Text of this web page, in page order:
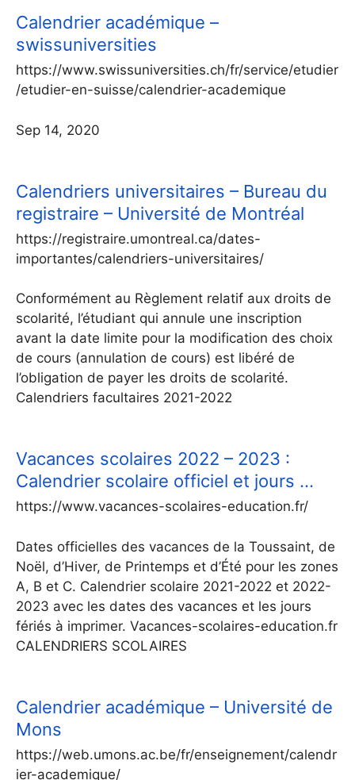
Calendrier académique –
swissuniversities
https://www.swissuniversities.ch/fr/service/etudier
/etudier-en-suisse/calendrier-academique
Sep 14, 2020
Calendriers universitaires – Bureau du
registraire – Université de Montréal
https://registraire.umontreal.ca/dates-
importantes/calendriers-universitaires/
Conformément au Règlement relatif aux droits de
scolarité, l’étudiant qui annule une inscription
avant la date limite pour la modification des choix
de cours (annulation de cours) est libéré de
l’obligation de payer les droits de scolarité.
Calendriers facultaires 2021-2022
Vacances scolaires 2022 – 2023 :
Calendrier scolaire officiel et jours …
https://www.vacances-scolaires-education.fr/
Dates officielles des vacances de la Toussaint, de
Noël, d’Hiver, de Printemps et d’Été pour les zones
A, B et C. Calendrier scolaire 2021-2022 et 2022-
2023 avec les dates des vacances et les jours
fériés à imprimer. Vacances-scolaires-education.fr
CALENDRIERS SCOLAIRES
Calendrier académique – Université de
Mons
https://web.umons.ac.be/fr/enseignement/calendr
ier-academique/